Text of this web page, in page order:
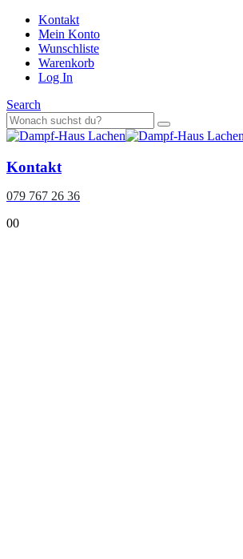
Kontakt
Mein Konto
Wunschliste
Warenkorb
Log In
Search
Kontakt
079 767 26 36
00